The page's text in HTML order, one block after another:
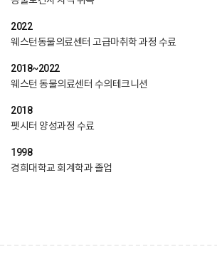
2022
웨스턴동물의료센터 고급마취학 과정 수료
2018~2022
웨스턴 동물의료센터 수의테크니션
2018
펫시터 양성과정 수료
1998
경희대학교 회계학과 졸업